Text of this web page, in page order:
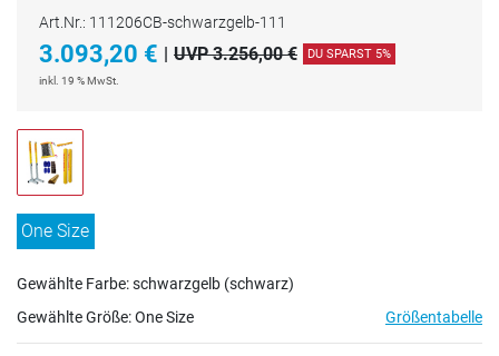
Art.Nr.: 111206CB-schwarzgelb-111
3.093,20 € | UVP 3.256,00 € DU SPARST 5%
inkl. 19 % MwSt.
One Size
Gewählte Farbe: schwarzgelb (schwarz)
Gewählte Größe:One Size Größentabelle